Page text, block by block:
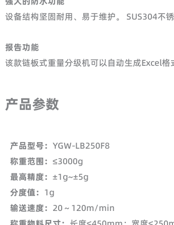
设备结构坚固耐用、易于维护。 SUS304不
报告功能
该款链板式重量分级机可以自动生成Excel
产品参数
产品型号： YGW-LB250F8
称重范围： ≤3000g
最高精度： ±1g~±5g
分度值： 1g
输送速度： 20～120m/min